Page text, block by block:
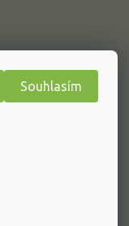
Souhlasím